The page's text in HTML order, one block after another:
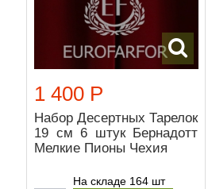
1 400 Р
Набор Десертных Тарелок
19 см 6 штук Бернадотт
Мелкие Пионы Чехия
На складе 164 шт